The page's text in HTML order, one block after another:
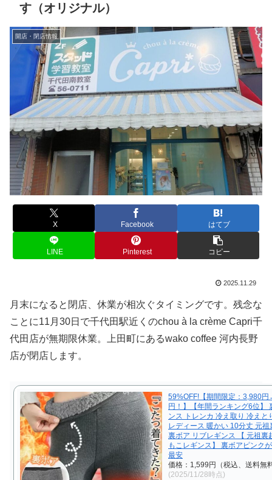
す（オリジナル）
開店・閉店情報
X Facebook はてブ
LINE Pinterest コピー
2025.11.29
月末になると閉店、休業が相次ぐタイミングです。残念な
ことに11月30日で千代田駅近くのchou à la crème Capri千
代田店が無期限休業。上田町にあるwako coffee 河内長野
店が閉店します。
59%OFF!【期間限定：3,980
円！】【年間ランキング6位】
ンス トレンカ 冷え取り 冷えと
レディース 暖かい 10分丈 元祖
裏ボア リブレギンス 【 元祖裏
もこレギンス】 裏ボアピンク
最安
価格：1,599円（税込、送料無
(2025/11/28時点)